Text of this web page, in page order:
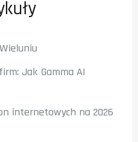
Jak Gamma AI
internetowych na 2026